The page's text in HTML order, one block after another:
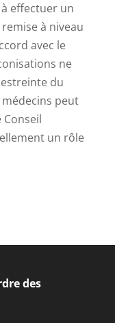
effectuer un
à niveau
avec le
ne
du
médecins peut
Conseil
un rôle
des